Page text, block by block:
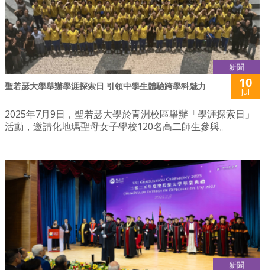
新聞
聖若瑟大學舉辦學涯探索日 引領中學生體驗跨學科魅力 10
Jul
2025年7月9日，聖若瑟大學於青洲校區舉辦「學涯探索日」
活動，邀請化地瑪聖母女子學校120名高二師生參與。
新聞